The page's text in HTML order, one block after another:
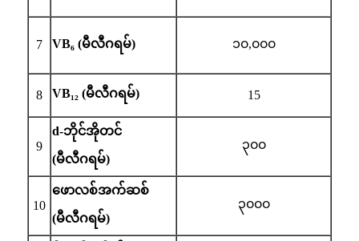
7 VB₆ (မီလီဂရမ်) ၁၀,၀၀၀
8 VB₁₂ (မီလီဂရမ်) 15
9
d-ဘိုင်အိုတင်
(မီလီဂရမ်)
၃၀၀
10
ဖောလစ်အက်ဆစ်
(မီလီဂရမ်)
၃၀၀၀